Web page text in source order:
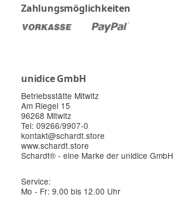
Zahlungsmöglichkeiten
unidice GmbH
Betriebsstätte Mitwitz
Am Riegel 15
96268 Mitwitz
Tel: 09266/9907-0
kontakt@schardt.store
www.schardt.store
Schardt® - eine Marke der unidice GmbH
Service:
Mo - Fr: 9.00 bis 12.00 Uhr